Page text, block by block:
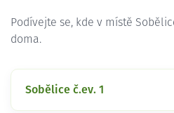
Podívejte se, kde v místě
doma.
Sobělice č.ev. 1